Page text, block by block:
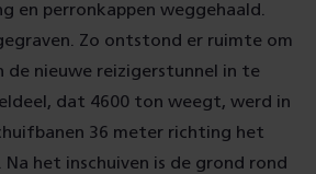
en perronkappen weggehaald.
Zo ontstond er ruimte om
de nieuwe reizigerstunnel in te
dat 4600 ton weegt, werd in
36 meter richting het
het inschuiven is de grond rond